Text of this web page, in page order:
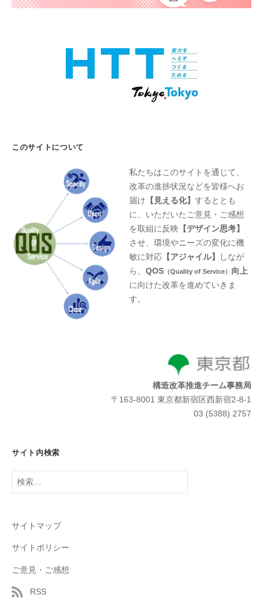
このサイトについて
私たちはこのサイトを通じて、
改革の進捗状況などを皆様へお
届け 【見える化】するととも
に、いただいたご意見・ご感想
を取組に反映 【デザイン思考】
させ、環境やニーズの変化に機
敏に対応 【アジャイル】
しなが
ら、QOS （Quality of Service） 向上
に向けた改革を進めていきま
す。
構造改革推進チーム事務局
〒163-8001 東京都新宿区西新宿2-8-1
03 (5388) 2757
サイト内検索
検
索:
サイトマップ
サイトポリシー
ご意見・ご感想
RSS